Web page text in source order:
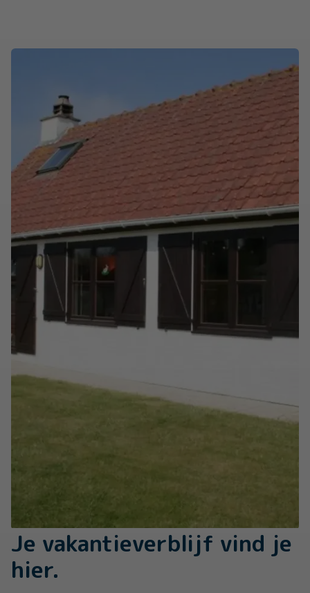
Je vakantieverblijf vind je
hier.